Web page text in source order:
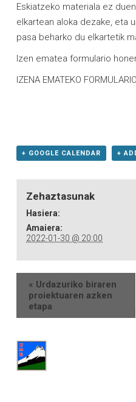
Eskiatzeko materiala ez
elkartean aloka dezake, eta
pasa beharko du elkartetik
Izen ematea formulario
IZENA EMATEKO
+ GOOGLE CALENDAR +
Zehaztasunak
Hasiera:
Amaiera:
2022-01-30 @ 20:00
« Urdazuriko biraren
proiektuaren azken
etapa